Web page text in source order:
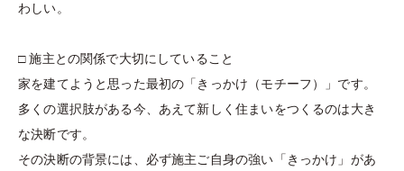
わしい。
□ 施主との関係で⼤切にしていること
家を建てようと思った最初の「きっかけ（モチーフ）」です。
多くの選択肢がある今、あえて新しく住まいをつくるのは⼤き
な決断です。
その決断の背景には、必ず施主ご⾃⾝の強い「きっかけ」があ